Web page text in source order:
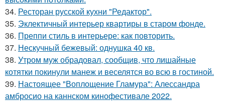
34. Ресторан русской кухни "Редактор".
35. Эклектичный интерьер квартиры в старом фонде.
36. Преппи стиль в интерьере: как повторить.
37. Нескучный бежевый: однушка 40 кв.
38. Утром муж обрадовал, сообщив, что лишайные
котятки покинули манеж и веселятся во всю в гостиной.
39. Настоящее "Воплощение Гламура": Алессандра
амбросио на каннском кинофестивале 2022.